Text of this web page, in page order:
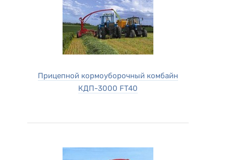
Прицепной кормоуборочный комбайн
КДП-3000 FT40